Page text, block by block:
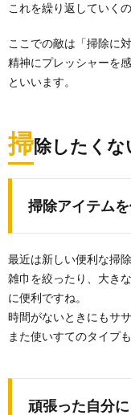
これを繰り返していくの
ここでの敵は「掃除に
精神にプレッシャーを
といいます。
掃除したく
掃除アイテム
最近は新しい便利な掃
雑巾を絞ったり、大き
に便利ですね。
時間がないときにもサ
また使いすてのタイプ
頑張った自分に